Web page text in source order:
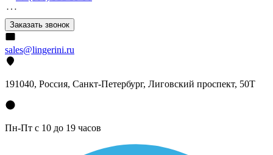
Заказать звонок
sales@lingerini.ru
191040, Россия, Санкт-Петербург, Лиговский проспект, 50Т
Пн-Пт с 10 до 19 часов